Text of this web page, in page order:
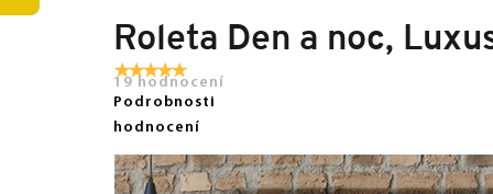
Roleta Den a noc,
19 hodnocení
Podrobnosti
hodnocení